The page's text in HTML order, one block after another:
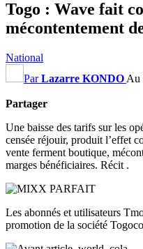
Togo : Wave fait
mécontentement
National
ParLazarre KONDO Au
Partager
Une baisse des tarifs sur les
censée réjouir, produit l’effet
vente ferment boutique,
marges bénéficiaires. Récit .
Les abonnés et utilisateurs
promotion de la société